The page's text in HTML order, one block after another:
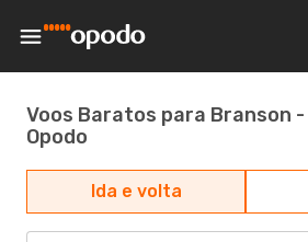
Voos Baratos para Branson
Opodo
Ida e volta